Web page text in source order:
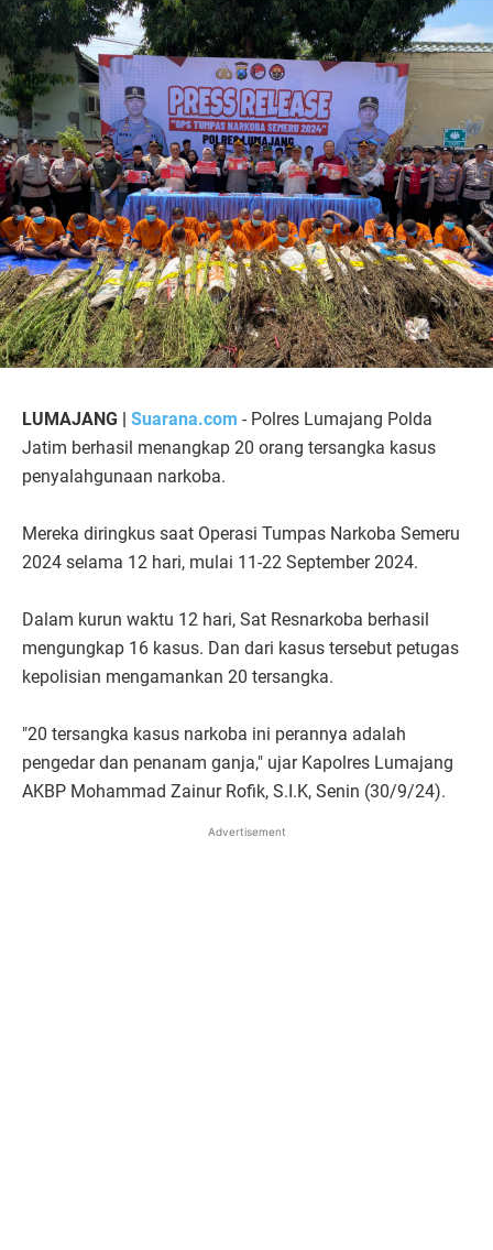
LUMAJANG | Suarana.com - Polres Lumajang Polda
Jatim berhasil menangkap 20 orang tersangka kasus
penyalahgunaan narkoba.
Mereka diringkus saat Operasi Tumpas Narkoba Semeru
2024 selama 12 hari, mulai 11-22 September 2024.
Dalam kurun waktu 12 hari, Sat Resnarkoba berhasil
mengungkap 16 kasus. Dan dari kasus tersebut petugas
kepolisian mengamankan 20 tersangka.
"20 tersangka kasus narkoba ini perannya adalah
pengedar dan penanam ganja," ujar Kapolres Lumajang
AKBP Mohammad Zainur Rofik, S.I.K, Senin (30/9/24).
Advertisement